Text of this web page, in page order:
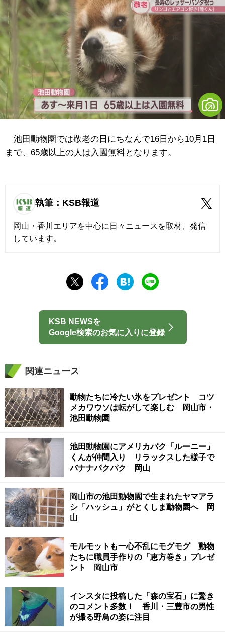
池田動物園では敬老の日にちなんで16日から10月1日
まで、65歳以上の人は入園無料となります。
執筆：KSB報道
岡山・香川エリアを中心に日々ニュースを取材、発信
しています。
KSB NEWSを
Google検索のお気に入りに登録
関連ニュース
動物たちに冷たい氷をプレゼント コツ
メカワウソは転がして楽しむ 岡山市・
池田動物園
池田動物園にアメリカバク「ルーニー」
くんが仲間入り リラックスした様子で
バナナパクパク 岡山
岡山市の池田動物園で生まれたヤマアラ
シ「ハッシュ」がとくしま動物園へ 岡
山
モルモットも一心不乱にモグモグ 動物
たちに職員手作りの「恵方巻き」プレゼ
ント 岡山市
インスタに投稿した「森の宝石」に驚き
のコメント多数！ 香川・三豊市の男性
が撮る野鳥の姿に注目